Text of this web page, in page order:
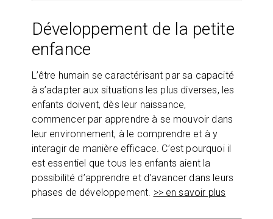
Développement de la petite
enfance
L’être humain se caractérisant par sa capacité
à s’adapter aux situations les plus diverses, les
enfants doivent, dès leur naissance,
commencer par apprendre à se mouvoir dans
leur environnement, à le comprendre et à y
interagir de manière efficace. C’est pourquoi il
est essentiel que tous les enfants aient la
possibilité d’apprendre et d'avancer dans leurs
phases de développement. >> en savoir plus